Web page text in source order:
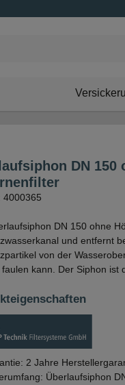
DN 150
4000365
DN 150 ohne
und entfernt
von der
faulen kann. Der Siphon ist
2 Jahre
Überlaufsiphon